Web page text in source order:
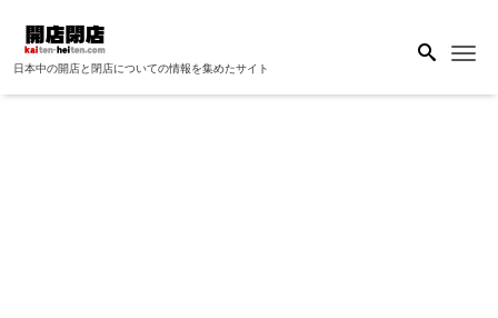
日本中の開店と閉店についての情報を集めたサイト